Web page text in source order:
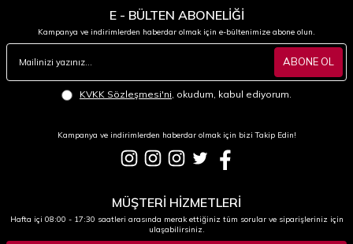
E - BÜLTEN ABONELİĞİ
Kampanya ve indirimlerden haberdar olmak için e-bültenimize abone olun.
ABONE OL
KVKK Sözleşmesi'ni , okudum, kabul ediyorum.
Kampanya ve indirimlerden haberdar olmak için bizi Takip Edin!
MÜŞTERİ HİZMETLERİ
Hafta içi 08:00 - 17:30 saatleri arasında merak ettiğiniz tüm sorular ve siparişleriniz için
ulaşabilirsiniz.